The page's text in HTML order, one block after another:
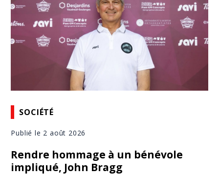
SOCIÉTÉ
Publié le 2 août 2026
Rendre hommage à un bénévole
impliqué, John Bragg